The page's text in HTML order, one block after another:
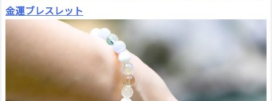
金運ブレスレット